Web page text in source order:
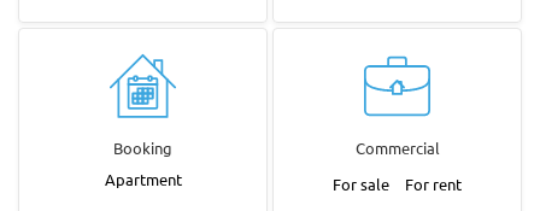
Booking
Apartment
Commercial
For sale
For rent